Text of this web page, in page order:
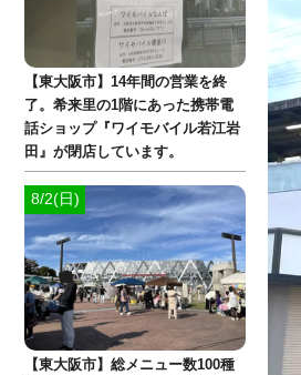
【東大阪市】14年間の営業を終
了。希来里の1階にあった携帯電
話ショップ『ワイモバイル若江岩
田』が閉店しています。
8/2(日)
【東大阪市】総メニュー数100種